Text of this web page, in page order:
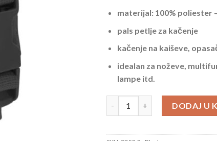
materijal: 100% poliester
pals petlje za kačenje
kačenje na kaiševe,
idealan za noževe,
lampe itd.
DODAJ U